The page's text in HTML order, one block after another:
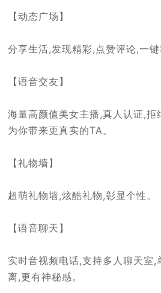
【动态广场】
分享生活,发现精彩,点赞评论,一键
【语音交友】
海量高颜值美女主播,真人认证,拒
为你带来更真实的TA。
【礼物墙】
超萌礼物墙,炫酷礼物,彰显个性。
【语音聊天】
实时音视频电话,支持多人聊天室,
离,更有神秘感。